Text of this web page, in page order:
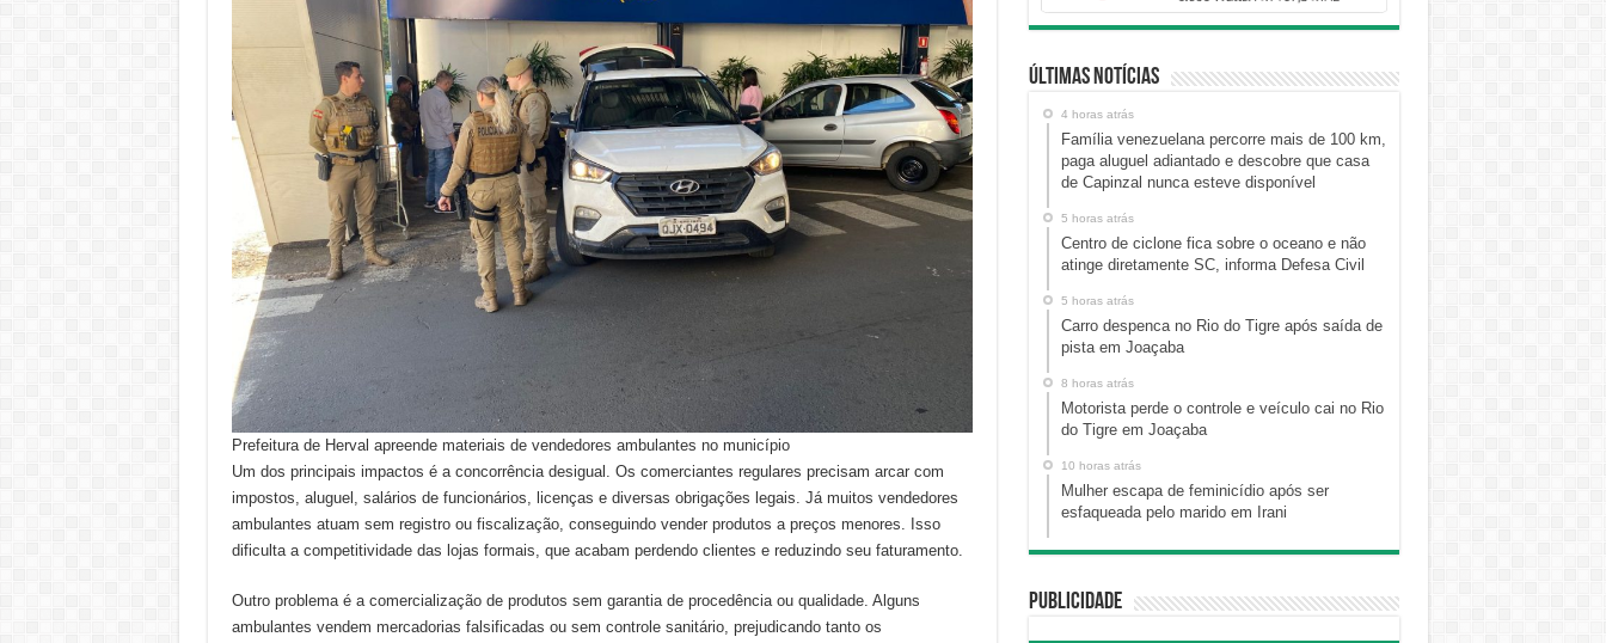
Prefeitura de Herval apreende materiais de vendedores ambulantes no município
Um dos principais impactos é a concorrência desigual. Os comerciantes regulares precisam arcar com
impostos, aluguel, salários de funcionários, licenças e diversas obrigações legais. Já muitos vendedores
ambulantes atuam sem registro ou fiscalização, conseguindo vender produtos a preços menores. Isso
dificulta a competitividade das lojas formais, que acabam perdendo clientes e reduzindo seu faturamento.
Outro problema é a comercialização de produtos sem garantia de procedência ou qualidade. Alguns
ambulantes vendem mercadorias falsificadas ou sem controle sanitário, prejudicando tanto os
Últimas Notícias
4 horas atrás
Família venezuelana percorre mais de 100 km,
paga aluguel adiantado e descobre que casa
de Capinzal nunca esteve disponível
5 horas atrás
Centro de ciclone fica sobre o oceano e não
atinge diretamente SC, informa Defesa Civil
5 horas atrás
Carro despenca no Rio do Tigre após saída de
pista em Joaçaba
8 horas atrás
Motorista perde o controle e veículo cai no Rio
do Tigre em Joaçaba
10 horas atrás
Mulher escapa de feminicídio após ser
esfaqueada pelo marido em Irani
Publicidade